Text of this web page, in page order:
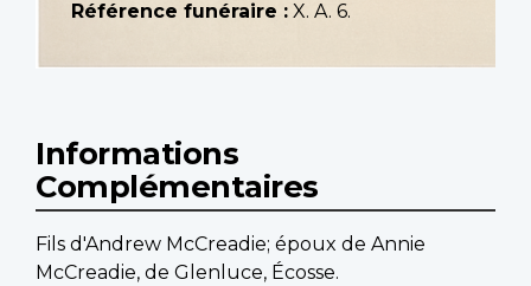
Référence funéraire : X. A. 6.
Informations
Complémentaires
Fils d'Andrew McCreadie; époux de Annie
McCreadie, de Glenluce, Écosse.